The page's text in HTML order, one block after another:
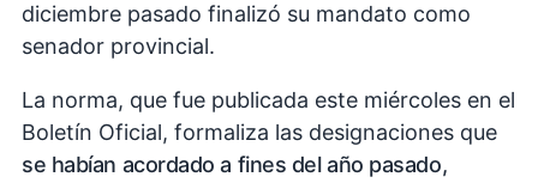
diciembre pasado finalizó su mandato como
senador provincial.
La norma, que fue publicada este miércoles en el
Boletín Oficial, formaliza las designaciones que
se habían acordado a fines del año pasado,